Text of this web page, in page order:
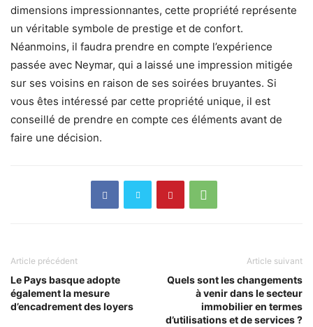
dimensions impressionnantes, cette propriété représente
un véritable symbole de prestige et de confort.
Néanmoins, il faudra prendre en compte l’expérience
passée avec Neymar, qui a laissé une impression mitigée
sur ses voisins en raison de ses soirées bruyantes. Si
vous êtes intéressé par cette propriété unique, il est
conseillé de prendre en compte ces éléments avant de
faire une décision.
Article précédent
Le Pays basque adopte
également la mesure
d’encadrement des loyers
Article suivant
Quels sont les changements
à venir dans le secteur
immobilier en termes
d’utilisations et de services ?